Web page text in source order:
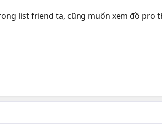
list friend ta, cũng muốn xem đồ pro